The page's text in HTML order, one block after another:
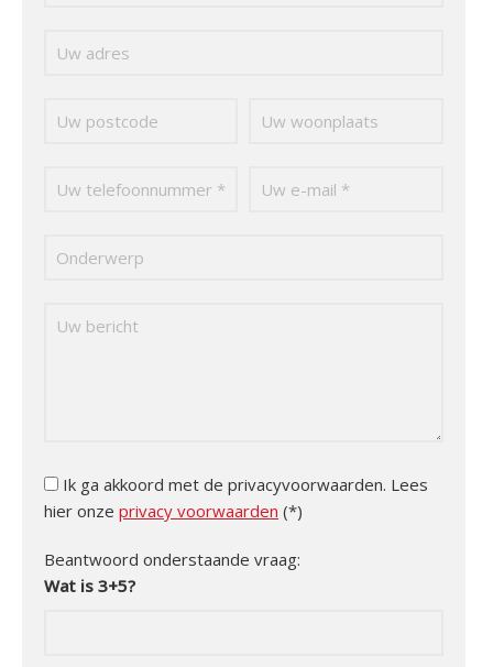
Ik ga akkoord met de privacyvoorwaarden. Lees
hier onze privacy voorwaarden (*)
Beantwoord onderstaande vraag:
Wat is 3+5?